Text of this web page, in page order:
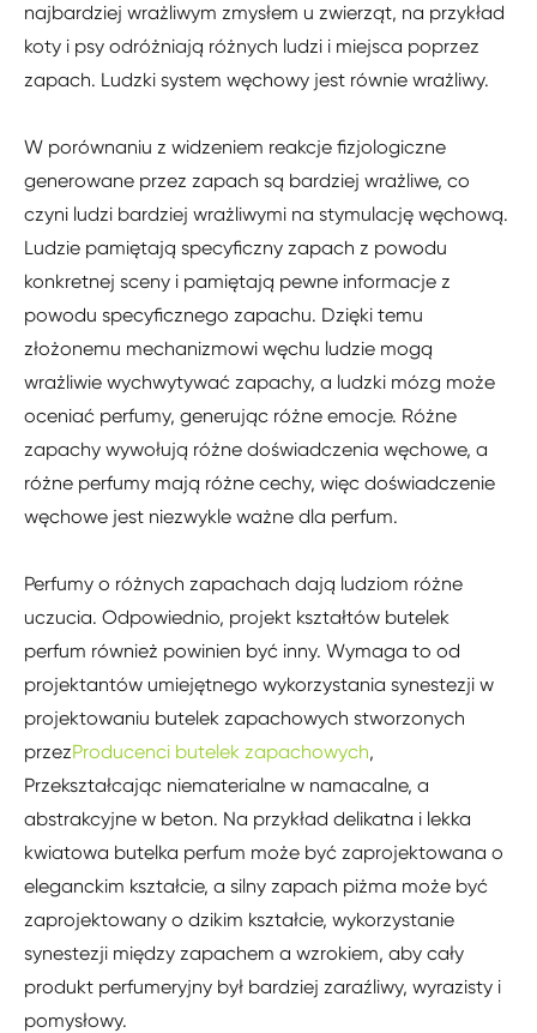
najbardziej wrażliwym zmysłem u zwierząt, na przykład
koty i psy odróżniają różnych ludzi i miejsca poprzez
zapach. Ludzki system węchowy jest równie wrażliwy.
W porównaniu z widzeniem reakcje fizjologiczne
generowane przez zapach są bardziej wrażliwe, co
czyni ludzi bardziej wrażliwymi na stymulację węchową.
Ludzie pamiętają specyficzny zapach z powodu
konkretnej sceny i pamiętają pewne informacje z
powodu specyficznego zapachu. Dzięki temu
złożonemu mechanizmowi węchu ludzie mogą
wrażliwie wychwytywać zapachy, a ludzki mózg może
oceniać perfumy, generując różne emocje. Różne
zapachy wywołują różne doświadczenia węchowe, a
różne perfumy mają różne cechy, więc doświadczenie
węchowe jest niezwykle ważne dla perfum.
Perfumy o różnych zapachach dają ludziom różne
uczucia. Odpowiednio, projekt kształtów butelek
perfum również powinien być inny. Wymaga to od
projektantów umiejętnego wykorzystania synestezji w
projektowaniu butelek zapachowych stworzonych
przezProducenci butelek zapachowych,
Przekształcając niematerialne w namacalne, a
abstrakcyjne w beton. Na przykład delikatna i lekka
kwiatowa butelka perfum może być zaprojektowana o
eleganckim kształcie, a silny zapach piżma może być
zaprojektowany o dzikim kształcie, wykorzystanie
synestezji między zapachem a wzrokiem, aby cały
produkt perfumeryjny był bardziej zaraźliwy, wyrazisty i
pomysłowy.